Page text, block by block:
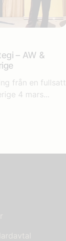
– AW &
från en fullsatt
4 mars...